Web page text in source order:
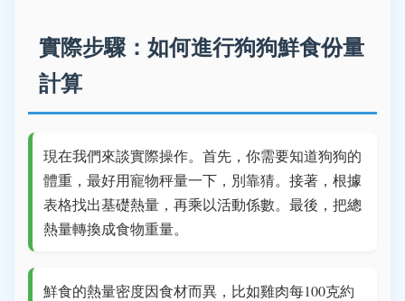
實際步驟：如何進行狗狗鮮食份量
計算
現在我們來談實際操作。首先，你需要知道狗狗的
體重，最好用寵物秤量一下，別靠猜。接著，根據
表格找出基礎熱量，再乘以活動係數。最後，把總
熱量轉換成食物重量。
鮮食的熱量密度因食材而異，比如雞肉每100克約